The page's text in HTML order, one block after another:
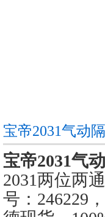
宝帝2031气动
宝帝2031气
2031两位两
号：246229